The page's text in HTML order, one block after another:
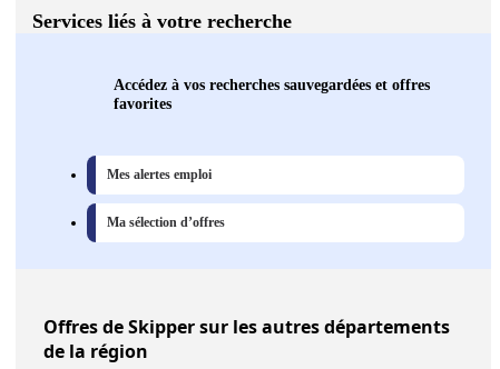
Services liés à votre recherche
Accédez à vos recherches sauvegardées et offres
favorites
Mes alertes emploi
Ma sélection d’offres
Offresde Skipper sur les autres départements
de la région